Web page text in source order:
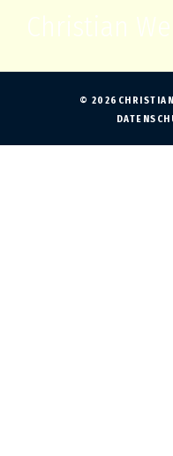
Christian
©